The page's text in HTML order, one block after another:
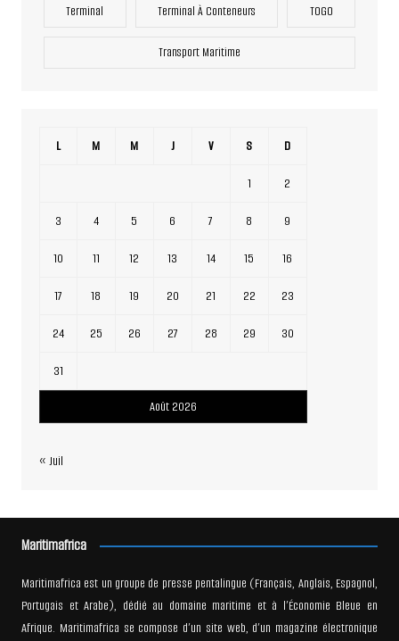
Terminal Terminal À Conteneurs TOGO
Transport Maritime
Août 2026
L M M J V S D
1 2
3 4 5 6 7 8 9
10 11 12 13 14 15 16
17 18 19 20 21 22 23
24 25 26 27 28 29 30
31
« Juil
Maritimafrica
Maritimafrica est un groupe de presse pentalingue (Français, Anglais, Espagnol,
Portugais et Arabe), dédié au domaine maritime et à l’Économie Bleue en
Afrique. Maritimafrica se compose d’un site web, d’un magazine électronique